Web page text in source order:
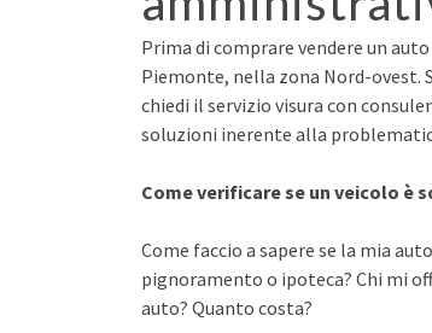
Prima di comprare vendere un
Piemonte, nella zona Nord-ovest.
chiedi il servizio visura con
soluzioni inerente alla
Come verificare se un veicolo
Come faccio a sapere se la mia
pignoramento o ipoteca? Chi mi
auto? Quanto costa?